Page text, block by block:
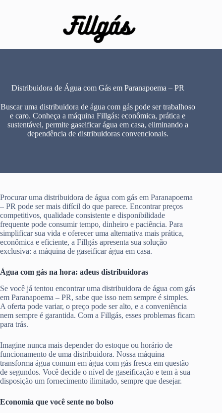
Distribuidora de Água com Gás em Paranapoema – PR
Buscar uma distribuidora de água com gás pode ser trabalhoso
e caro. Conheça a máquina Fillgás: econômica, prática e
sustentável, permite gaseificar água em casa, eliminando a
dependência de distribuidoras convencionais.
Procurar uma distribuidora de água com gás em Paranapoema
– PR pode ser mais difícil do que parece. Encontrar preços
competitivos, qualidade consistente e disponibilidade
frequente pode consumir tempo, dinheiro e paciência. Para
simplificar sua vida e oferecer uma alternativa mais prática,
econômica e eficiente, a Fillgás apresenta sua solução
exclusiva: a máquina de gaseificar água em casa.
Água com gás na hora: adeus distribuidoras
Se você já tentou encontrar uma distribuidora de água com gás
em Paranapoema – PR, sabe que isso nem sempre é simples.
A oferta pode variar, o preço pode ser alto, e a conveniência
nem sempre é garantida. Com a Fillgás, esses problemas ficam
para trás.
Imagine nunca mais depender do estoque ou horário de
funcionamento de uma distribuidora. Nossa máquina
transforma água comum em água com gás fresca em questão
de segundos. Você decide o nível de gaseificação e tem à sua
disposição um fornecimento ilimitado, sempre que desejar.
Economia que você sente no bolso